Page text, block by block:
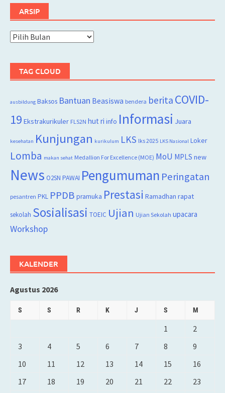
ARSIP
Arsip
TAG CLOUD
ausbildung Baksos Bantuan Beasiswa bendera berita COVID-
19 Ekstrakurikuler FLS2N hut ri info Informasi Juara
kesehatan Kunjungan kurikulum LKS lks 2025 LKS Nasional Loker
Lomba makan sehat Medallion For Excellence (MOE) MoU MPLS new
News O2SN PAWAI Pengumuman Peringatan
pesantren PKL PPDB pramuka Prestasi Ramadhan rapat
sekolah Sosialisasi TOEIC Ujian Ujian Sekolah upacara
Workshop
KALENDER
Agustus 2026
S S R K J S M
1
2
3
4 5 6 7 8
9
10
11 12 13 14 15
16
17
18 19 20 21 22
23